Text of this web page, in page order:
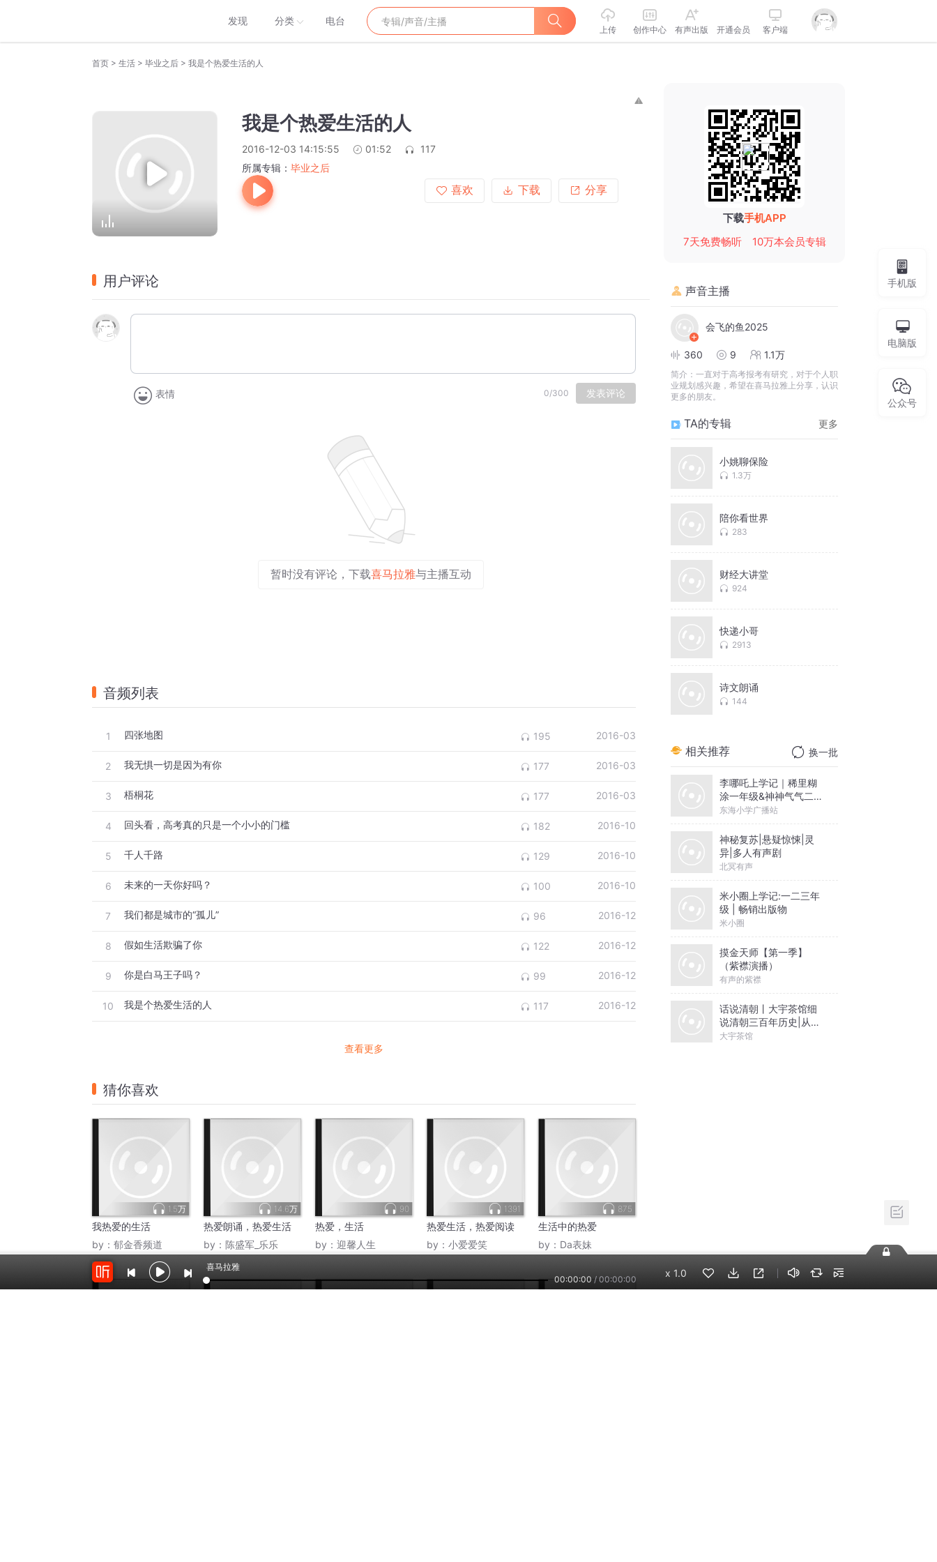
发现 分类 电台
上传 创作中心 有声出版 开通会员 客户端
首页 > 生活 > 毕业之后 > 我是个热爱生活的人
我是个热爱生活的人
2016-12-03 14:15:55 01:52
117
所属专辑： 毕业之后
喜欢
下载 分享
用户评论
表情 0/300 发表评论
暂时没有评论，下载喜马拉雅与主播互动
音频列表
1 四张地图 195 2016-03
2 我无惧一切是因为有你 177 2016-03
3 梧桐花 177 2016-03
4 回头看，高考真的只是一个小小的门槛 182 2016-10
5 千人千路 129 2016-10
6 未来的一天你好吗？ 100 2016-10
7 我们都是城市的“孤儿” 96 2016-12
8 假如生活欺骗了你 122 2016-12
9 你是白马王子吗？ 99 2016-12
10 我是个热爱生活的人 117 2016-12
查看更多
猜你喜欢
1.5万
我热爱的生活
by： 郁金香频道
14.6万
热爱朗诵，热爱生活
by： 陈盛军_乐乐
90
热爱，生活
by： 迎馨人生
1391
热爱生活，热爱阅读
by： 小爱爱笑
875
生活中的热爱
by： Da表妹
下载手机APP
7天免费畅听
10万本会员专辑
声音主播
会飞的鱼2025
360 9 1.1万
简介： 一直对于高考报考有研究，对于个人职
业规划感兴趣，希望在喜马拉雅上分享，认识
更多的朋友。
TA的专辑 更多
小姚聊保险
1.3万
陪你看世界
283
财经大讲堂
924
快递小哥
2913
诗文朗诵
144
相关推荐 换一批
李哪吒上学记｜稀里糊
涂一年级&神神气气二年
级
东海小学广播站
神秘复苏|悬疑惊悚|灵
异|多人有声剧
北冥有声
米小圈上学记:一二三年
级 | 畅销出版物
米小圈
摸金天师【第一季】
（紫襟演播）
有声的紫襟
话说清朝丨大宇茶馆细
说清朝三百年历史|从努
尔哈赤到末代皇帝溥仪|
大宇茶馆
手机版
电脑版
公众号
喜马拉雅
00:00:00 / 00:00:00
x 1.0